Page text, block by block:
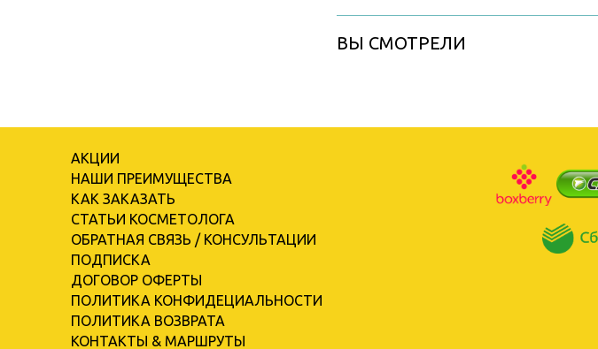
ВЫ СМОТРЕЛИ
АКЦИИ
НАШИ ПРЕИМУЩЕСТВА
КАК ЗАКАЗАТЬ
СТАТЬИ КОСМЕТОЛОГА
ОБРАТНАЯ СВЯЗЬ / КОНСУЛЬТАЦИИ
ПОДПИСКА
ДОГОВОР ОФЕРТЫ
ПОЛИТИКА КОНФИДЕЦИАЛЬНОСТИ
ПОЛИТИКА ВОЗВРАТА
КОНТАКТЫ & МАРШРУТЫ